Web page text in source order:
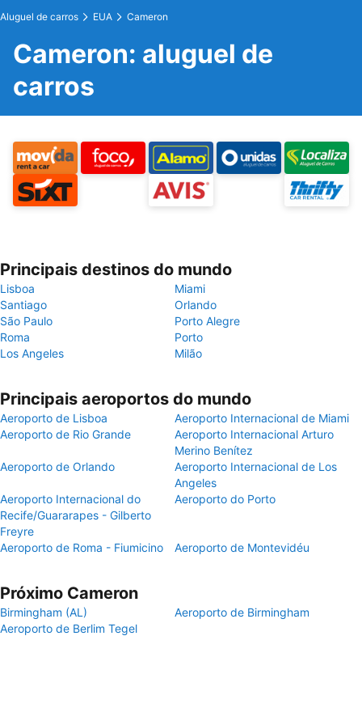
Aluguel de carros EUA Cameron
Cameron: aluguel de
carros
Principais destinos do mundo
Lisboa
Miami
Santiago
Orlando
São Paulo
Porto Alegre
Roma
Porto
Los Angeles
Milão
Principais aeroportos do mundo
Aeroporto de Lisboa
Aeroporto Internacional de Miami
Aeroporto de Rio Grande
Aeroporto Internacional Arturo
Merino Benítez
Aeroporto de Orlando
Aeroporto Internacional de Los
Angeles
Aeroporto Internacional do
Recife/Guararapes - Gilberto
Freyre
Aeroporto do Porto
Aeroporto de Roma - Fiumicino Aeroporto de Montevidéu
Próximo Cameron
Birmingham (AL)
Aeroporto de Birmingham
Aeroporto de Berlim Tegel